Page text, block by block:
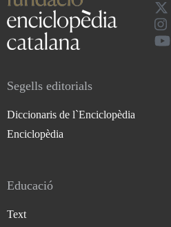
Segells editorials
Diccionaris de l`Enciclopèdia
Enciclopèdia
Educació
Text